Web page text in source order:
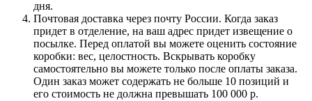
дня.
Почтовая доставка через почту России. Когда заказ
придет в отделение, на ваш адрес придет извещение о
посылке. Перед оплатой вы можете оценить состояние
коробки: вес, целостность. Вскрывать коробку
самостоятельно вы можете только после оплаты заказа.
Один заказ может содержать не больше 10 позиций и
его стоимость не должна превышать 100 000 р.